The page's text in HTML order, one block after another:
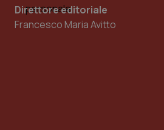
Direttore editoriale
Francesco Maria Avitto